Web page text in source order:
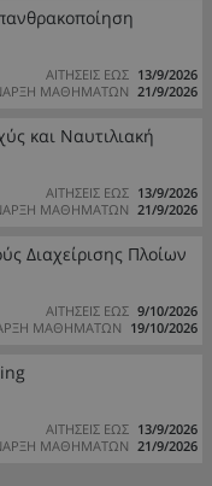
ΑΙΤΗΣΕΙΣ ΕΩΣ 13/9/2026
ΜΑΘΗΜΑΤΩΝ 21/9/2026
και Ναυτιλιακή
ΑΙΤΗΣΕΙΣ ΕΩΣ 13/9/2026
ΜΑΘΗΜΑΤΩΝ 21/9/2026
Διαχείρισης Πλοίων
ΑΙΤΗΣΕΙΣ ΕΩΣ 9/10/2026
ΜΑΘΗΜΑΤΩΝ 19/10/2026
ΑΙΤΗΣΕΙΣ ΕΩΣ 13/9/2026
ΜΑΘΗΜΑΤΩΝ 21/9/2026